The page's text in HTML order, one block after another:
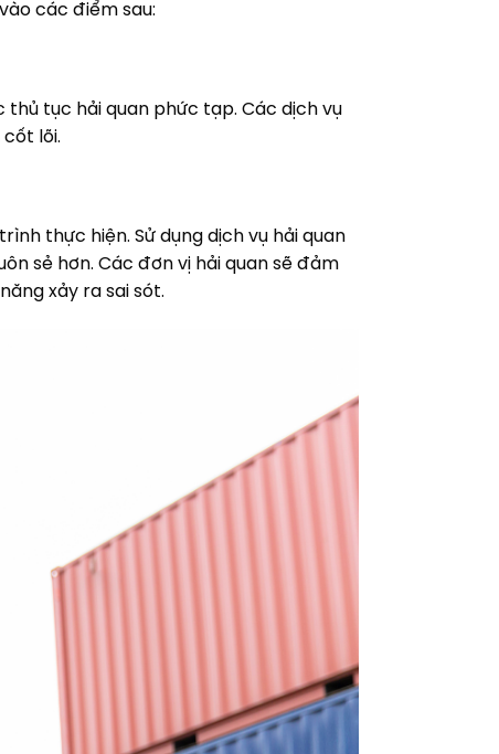
các điểm sau:
thủ tục hải quan phức tạp. Các dịch vụ
lõi.
thực hiện. Sử dụng dịch vụ hải quan
sẻ hơn. Các đơn vị hải quan sẽ đảm
xảy ra sai sót.